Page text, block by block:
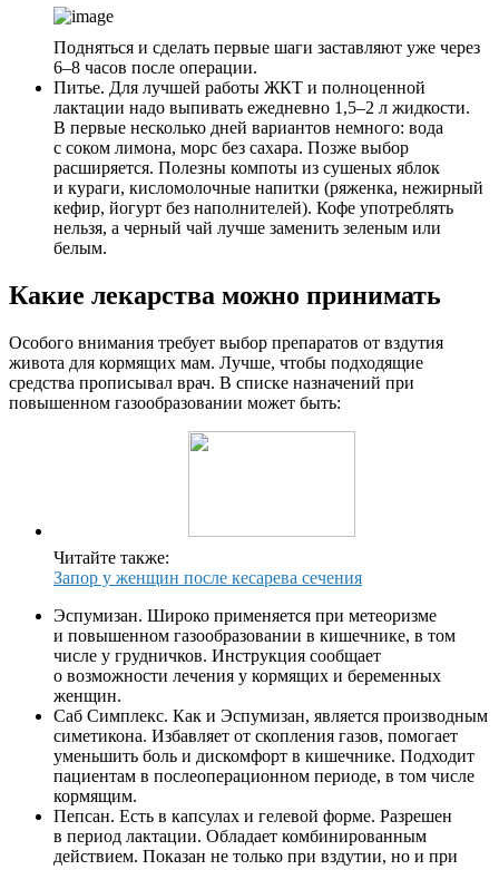
Подняться и сделать первые шаги заставляют уже через
6–8 часов после операции.
Питье. Для лучшей работы ЖКТ и полноценной
лактации надо выпивать ежедневно 1,5–2 л жидкости.
В первые несколько дней вариантов немного: вода
с соком лимона, морс без сахара. Позже выбор
расширяется. Полезны компоты из сушеных яблок
и кураги, кисломолочные напитки (ряженка, нежирный
кефир, йогурт без наполнителей). Кофе употреблять
нельзя, а черный чай лучше заменить зеленым или
белым.
Какие лекарства можно принимать
Особого внимания требует выбор препаратов от вздутия
живота для кормящих мам. Лучше, чтобы подходящие
средства прописывал врач. В списке назначений при
повышенном газообразовании может быть:
Читайте также:
Запор у женщин после кесарева сечения
Эспумизан. Широко применяется при метеоризме
и повышенном газообразовании в кишечнике, в том
числе у грудничков. Инструкция сообщает
о возможности лечения у кормящих и беременных
женщин.
Саб Симплекс. Как и Эспумизан, является производным
симетикона. Избавляет от скопления газов, помогает
уменьшить боль и дискомфорт в кишечнике. Подходит
пациентам в послеоперационном периоде, в том числе
кормящим.
Пепсан. Есть в капсулах и гелевой форме. Разрешен
в период лактации. Обладает комбинированным
действием. Показан не только при вздутии, но и при